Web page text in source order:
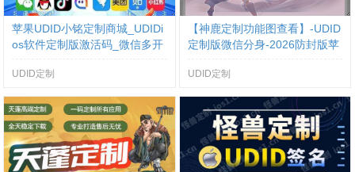
苹果UDID小铭定制商城_UDIDi
os软件定制版激活码_微信多开
UDID定制
【神鹿定制功能图查看】-UDID
定制版微信分身-2026防封版苹
UDID定制